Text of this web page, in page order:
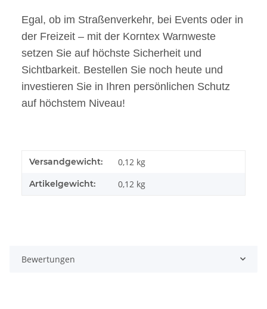
Egal, ob im Straßenverkehr, bei Events oder in
der Freizeit – mit der Korntex Warnweste
setzen Sie auf höchste Sicherheit und
Sichtbarkeit. Bestellen Sie noch heute und
investieren Sie in Ihren persönlichen Schutz
auf höchstem Niveau!
Versandgewicht: 0,12 kg
Artikelgewicht: 0,12 kg
Bewertungen